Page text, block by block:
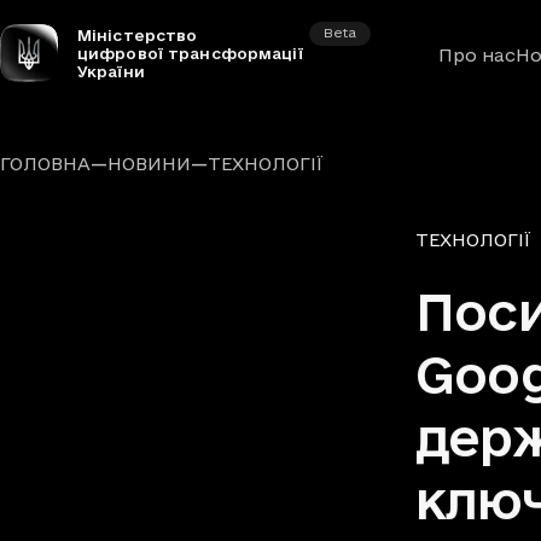
Міністерство
цифрової трансформації
України
Beta
Про нас
ГОЛОВНА—НОВИНИ—ТЕХНОЛОГІЇ
Рубрики
ТЕХНОЛОГІЇ